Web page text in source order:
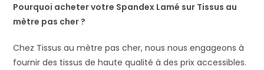
Pourquoi acheter votre Spandex Lamé sur Tissus au
mètre pas cher ?
Chez Tissus au mètre pas cher, nous nous engageons à
fournir des tissus de haute qualité à des prix accessibles.